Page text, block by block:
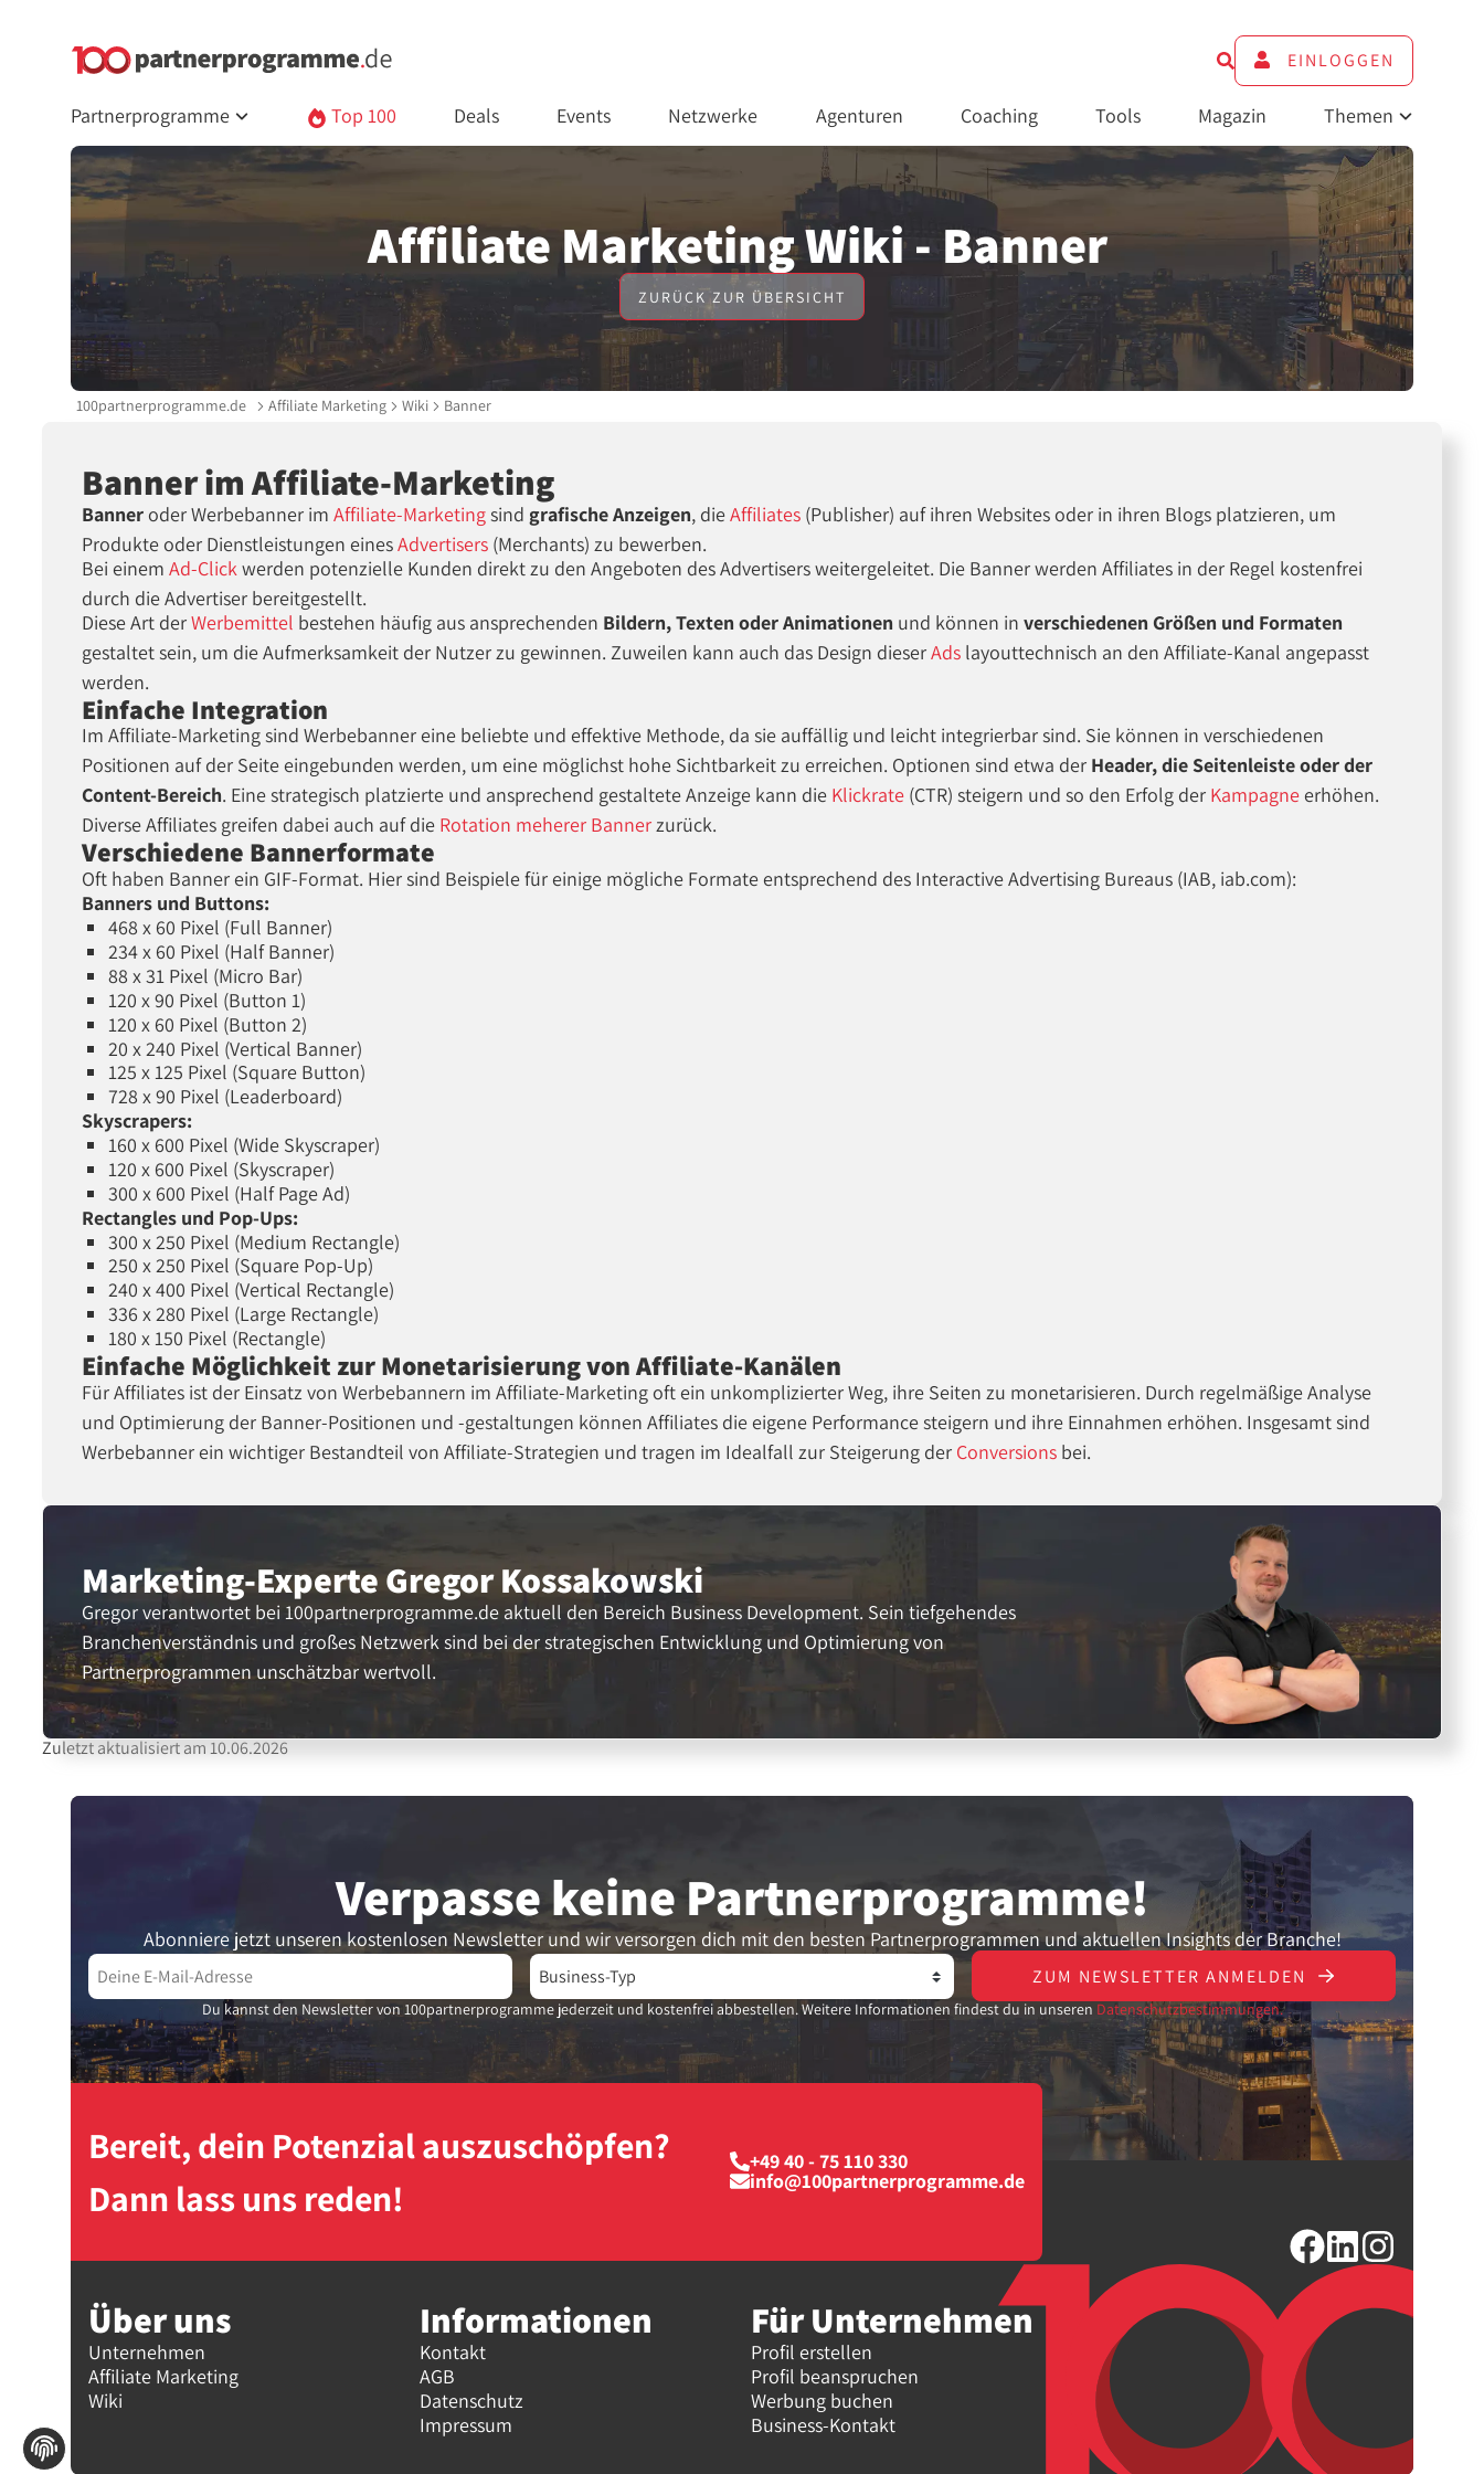
EINLOGGEN
Partnerprogramme Top 100 Deals Events Netzwerke Agenturen Coaching Tools Magazin Themen
Affiliate Marketing Wiki - Banner
ZURÜCK ZUR ÜBERSICHT
100partnerprogramme.de Affiliate Marketing Wiki Banner
Banner im Affiliate-Marketing
Banneroder Werbebanner imAffiliate-Marketingsind grafische Anzeigen, dieAffiliates (Publisher) auf ihren Websites oder in ihren Blogs platzieren, um
Produkte oder Dienstleistungen einesAdvertisers (Merchants) zu bewerben.
Bei einemAd-Clickwerden potenzielle Kunden direkt zu den Angeboten des Advertisers weitergeleitet. Die Banner werden Affiliates in der Regel kostenfrei
durch die Advertiser bereitgestellt.
Diese Art derWerbemittel bestehen häufig aus ansprechenden Bildern, Texten oder Animationen und können inverschiedenen Größen und Formaten
gestaltet sein, um die Aufmerksamkeit der Nutzer zu gewinnen. Zuweilen kann auch das Design dieserAds layouttechnisch an den Affiliate-Kanal angepasst
werden.
Einfache Integration
Im Affiliate-Marketing sind Werbebanner eine beliebte und effektive Methode, da sie auffällig und leicht integrierbar sind. Sie können in verschiedenen
Positionen auf der Seite eingebunden werden, um eine möglichst hohe Sichtbarkeit zu erreichen. Optionen sind etwa der Header, die Seitenleiste oder der
Content-Bereich. Eine strategisch platzierte und ansprechend gestaltete Anzeige kann die Klickrate (CTR) steigern und so den Erfolg der Kampagneerhöhen.
Diverse Affiliates greifen dabei auch auf die Rotation meherer Bannerzurück.
Verschiedene Bannerformate
Oft haben Banner ein GIF-Format. Hier sind Beispiele für einige mögliche Formate entsprechend des Interactive Advertising Bureaus (IAB, iab.com):
Banners und Buttons:
468 x 60 Pixel (Full Banner)
234 x 60 Pixel (Half Banner)
88 x 31 Pixel (Micro Bar)
120 x 90 Pixel (Button 1)
120 x 60 Pixel (Button 2)
20 x 240 Pixel (Vertical Banner)
125 x 125 Pixel (Square Button)
728 x 90 Pixel (Leaderboard)
Skyscrapers:
160 x 600 Pixel (Wide Skyscraper)
120 x 600 Pixel (Skyscraper)
300 x 600 Pixel (Half Page Ad)
Rectangles und Pop-Ups:
300 x 250 Pixel (Medium Rectangle)
250 x 250 Pixel (Square Pop-Up)
240 x 400 Pixel (Vertical Rectangle)
336 x 280 Pixel (Large Rectangle)
180 x 150 Pixel (Rectangle)
Einfache Möglichkeit zur Monetarisierung von Affiliate-Kanälen
Für Affiliates ist der Einsatz von Werbebannern im Affiliate-Marketing oft ein unkomplizierter Weg, ihre Seiten zu monetarisieren. Durch regelmäßige Analyse
und Optimierung der Banner-Positionen und -gestaltungen können Affiliates die eigene Performance steigern und ihre Einnahmen erhöhen. Insgesamt sind
Werbebanner ein wichtiger Bestandteil von Affiliate-Strategien und tragen im Idealfall zur Steigerung der Conversions bei.
Marketing-ExperteGregor Kossakowski
Gregor verantwortet bei 100partnerprogramme.de aktuell den Bereich Business Development. Sein tiefgehendes
Branchenverständnis und großes Netzwerk sind bei der strategischen Entwicklung und Optimierung von
Partnerprogrammen unschätzbar wertvoll.
Zuletzt aktualisiert am 10.06.2026
Verpasse keine Partner­programme!
Abonniere jetzt unseren kostenlosen Newsletter und wir versorgen dich mit den besten Partnerprogrammen und aktuellen Insights der Branche!
ZUM NEWSLETTER ANMELDEN
Du kannst den Newsletter von 100partnerprogramme jederzeit und kostenfrei abbestellen. Weitere Informationen findest du in unseren Datenschutzbestimmungen.
Bereit, dein Potenzial auszuschöpfen?
Dann lass uns reden!
+49 40 - 75 110 330
info@100partnerprogramme.de
Über uns
Unternehmen
Affiliate Marketing
Wiki
Informationen
Kontakt
AGB
Datenschutz
Impressum
Für Unternehmen
Profil erstellen
Profil beanspruchen
Werbung buchen
Business-Kontakt